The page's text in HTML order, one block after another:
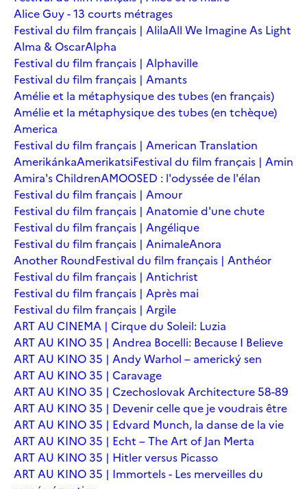
Alice Guy - 13 courts métrages
Festival du film français | AlilaAll We Imagine As Light
Alma & OscarAlpha
Festival du film français | Alphaville
Festival du film français | Amants
Amélie et la métaphysique des tubes (en français)
Amélie et la métaphysique des tubes (en tchèque)
America
Festival du film français | American Translation
AmerikánkaAmerikatsiFestival du film français | Amin
Amira's ChildrenAMOOSED : l'odyssée de l'élan
Festival du film français | Amour
Festival du film français | Anatomie d'une chute
Festival du film français | Angélique
Festival du film français | AnimaleAnora
Another RoundFestival du film français | Anthéor
Festival du film français | Antichrist
Festival du film français | Après mai
Festival du film français | Argile
ART AU CINEMA | Cirque du Soleil: Luzia
ART AU KINO 35 | Andrea Bocelli: Because I Believe
ART AU KINO 35 | Andy Warhol – americký sen
ART AU KINO 35 | Caravage
ART AU KINO 35 | Czechoslovak Architecture 58-89
ART AU KINO 35 | Devenir celle que je voudrais être
ART AU KINO 35 | Edvard Munch, la danse de la vie
ART AU KINO 35 | Echt – The Art of Jan Merta
ART AU KINO 35 | Hitler versus Picasso
ART AU KINO 35 | Immortels - Les merveilles du